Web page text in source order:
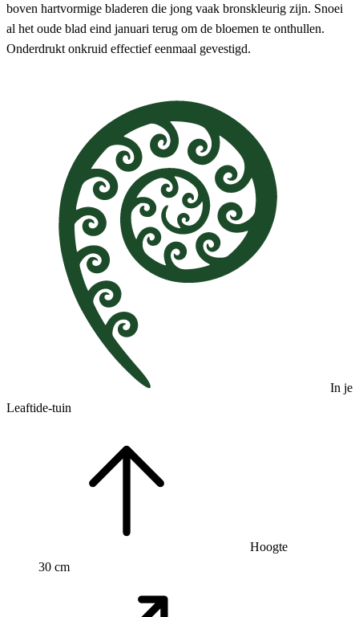
boven hartvormige bladeren die jong vaak bronskleurig zijn. Snoei
al het oude blad eind januari terug om de bloemen te onthullen.
Onderdrukt onkruid effectief eenmaal gevestigd.
In je
Leaftide-tuin
Hoogte
30 cm